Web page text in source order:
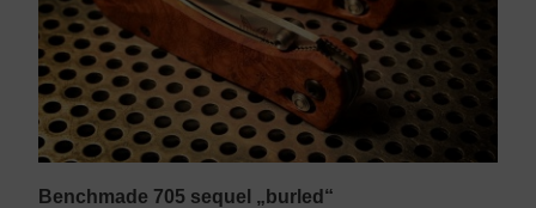
Benchmade 705 sequel „burled“